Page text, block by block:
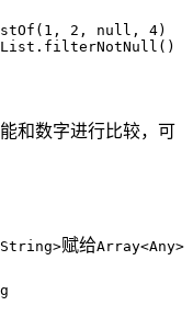
2, null, 4)
和数字进行比较，可
赋给Array<Any>